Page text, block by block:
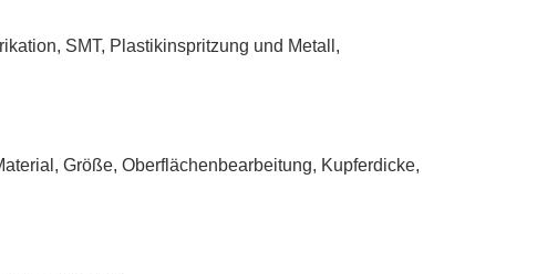
SMT, Plastikinspritzung und Metall,
Größe, Oberflächenbearbeitung, Kupferdicke,